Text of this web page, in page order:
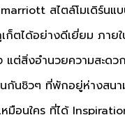
สไตล์โมเดิร์นแ
ก็ตได้อย่างดีเยี่ยม ภา
แต่สิ่งอำนวยความสะด
กันชิวๆ ที่พักอยู่ห่างสน
อนใคร ที่ได้